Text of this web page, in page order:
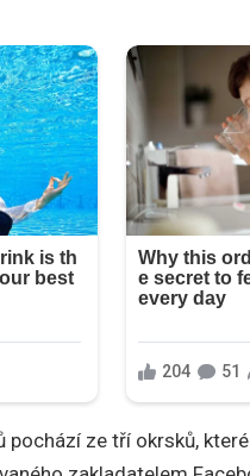
ze tří okrsků,